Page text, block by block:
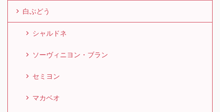
白ぶどう
シャルドネ
ソーヴィニヨン・ブラン
セミヨン
マカベオ